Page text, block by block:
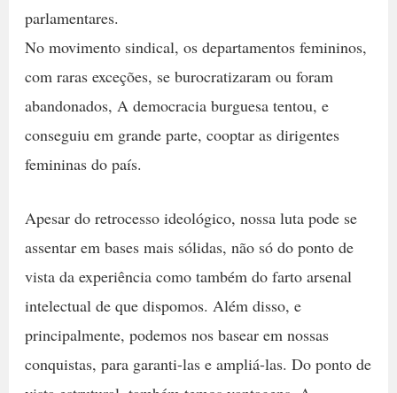
parlamentares.
No movimento sindical, os departamentos femininos,
com raras exceções, se burocratizaram ou foram
abandonados, A democracia burguesa tentou, e
conseguiu em grande parte, cooptar as dirigentes
femininas do país.
Apesar do retrocesso ideológico, nossa luta pode se
assentar em bases mais sólidas, não só do ponto de
vista da experiência como também do farto arsenal
intelectual de que dispomos. Além disso, e
principalmente, podemos nos basear em nossas
conquistas, para garanti-las e ampliá-las. Do ponto de